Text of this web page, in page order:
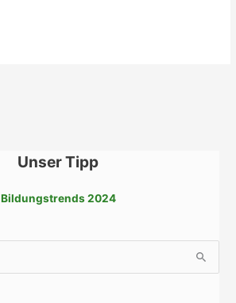
Unser Tipp
Bildungstrends 2024